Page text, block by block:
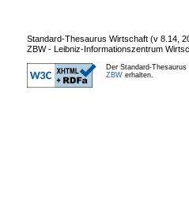
Standard-Thesaurus Wirtschaft (v 8.14
ZBW - Leibniz-Informationszentrum
Der Standard-
ZBW erhalten.